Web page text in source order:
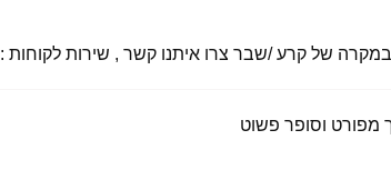
של קרע /שבר צרו איתנו קשר , שירות לקוחות :
וסופר פשוט